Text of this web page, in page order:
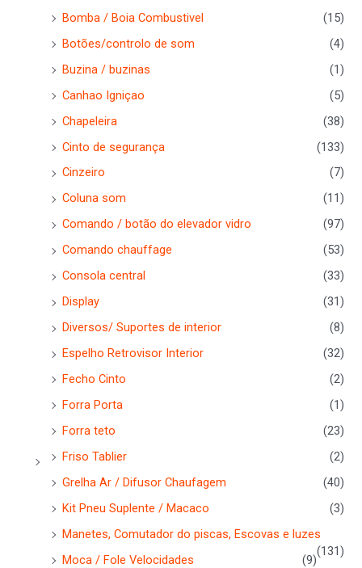
Bomba / Boia Combustivel
(15)
Botões/controlo de som
(4)
Buzina / buzinas
(1)
Canhao Igniçao
(5)
Chapeleira
(38)
Cinto de segurança
(133)
Cinzeiro
(7)
Coluna som
(11)
Comando / botão do elevador vidro
(97)
Comando chauffage
(53)
Consola central
(33)
Display
(31)
Diversos/ Suportes de interior
(8)
Espelho Retrovisor Interior
(32)
Fecho Cinto
(2)
Forra Porta
(1)
Forra teto
(23)
Friso Tablier
(2)
Grelha Ar / Difusor Chaufagem
(40)
Kit Pneu Suplente / Macaco
(3)
Manetes, Comutador do piscas, Escovas e luzes
(131)
Moca / Fole Velocidades
(9)